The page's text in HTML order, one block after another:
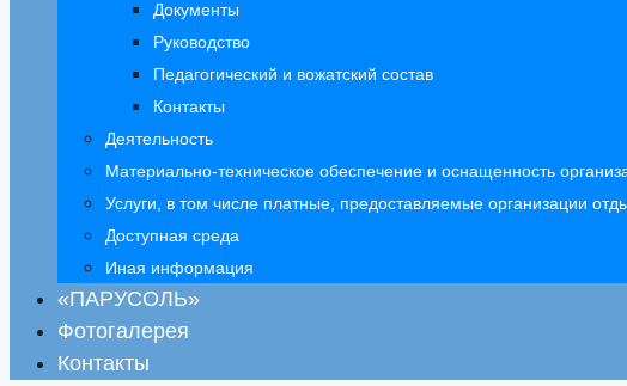
Документы
Руководство
Педагогический и вожатский состав
Контакты
Деятельность
Материально-техническое обеспечение и оснащенность
Услуги, в том числе платные, предоставляемые организации
Доступная среда
Иная информация
«ПАРУСОЛЬ»
Фотогалерея
Контакты